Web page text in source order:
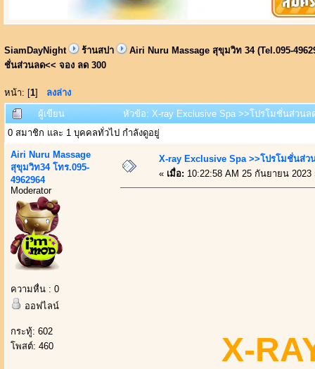
SiamDayNight ร้านสปา
Airi Nuru Massage สุขุมวิท 34 (Tel.095-
ชั่นส่วนลด<< จอง ลด 300
หน้า: [1] ลงล่าง
ผู้เขียน
หัวข้อ: X-ray Exclusive Spa >>โปรโมชั่นส่วน
0 สมาชิก และ 1 บุคคลทั่วไป กำลังดูอยู่
Airi Nuru Massage
สุขุมวิท34 โทร.095-
4962964
Moderator
ความหื่น : 0
ออฟไลน์
กระทู้: 602
โพสต์: 460
X-ray Exclusive Spa >>โปรโมชั่นส่ว
« เมื่อ: 10:22:58 AM 25 กันยายน 2023
X-